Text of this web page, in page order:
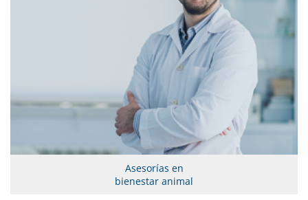
Asesorías en
bienestar animal